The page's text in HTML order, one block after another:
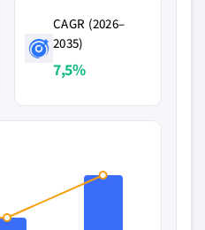
CAGR (2026–
2035)
7,5%